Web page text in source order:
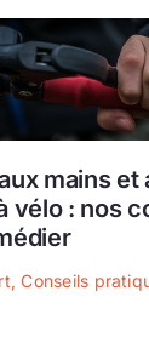
mains et
vélo : nos
,Conseils